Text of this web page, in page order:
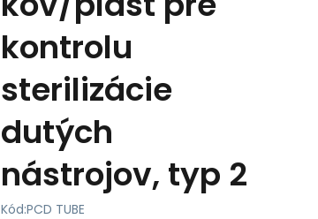
kontrolu
sterilizácie
dutých
nástrojov, typ 2
Kód:PCD TUBE